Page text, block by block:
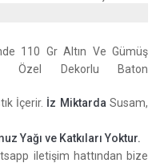
110 Gr Altın Ve Gümüş
Dekorlu Baton
İçerir. İz Miktarda Susam,
Yağı ve Katkıları Yoktur.
iletişim hattından bize